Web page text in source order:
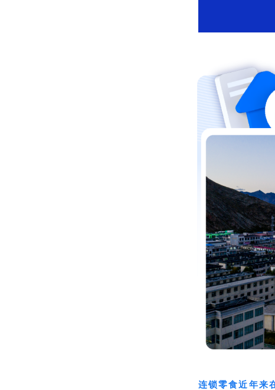
连锁零食近年来